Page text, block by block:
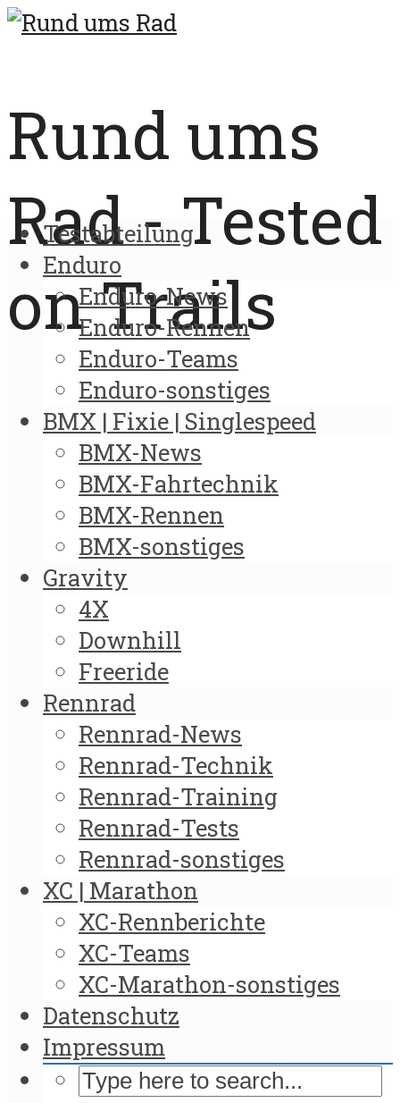
Rund ums
Rad - Tested
on Trails
Testabteilung
Enduro
Enduro-News
Enduro-Rennen
Enduro-Teams
Enduro-sonstiges
BMX | Fixie | Singlespeed
BMX-News
BMX-Fahrtechnik
BMX-Rennen
BMX-sonstiges
Gravity
4X
Downhill
Freeride
Rennrad
Rennrad-News
Rennrad-Technik
Rennrad-Training
Rennrad-Tests
Rennrad-sonstiges
XC | Marathon
XC-Rennberichte
XC-Teams
XC-Marathon-sonstiges
Datenschutz
Impressum